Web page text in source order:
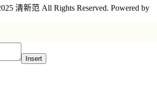
清新范 All Rights Reserved. Powered by
Insert